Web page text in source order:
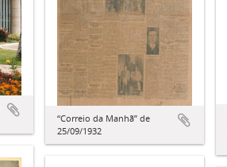
“Correio da Manhã” de
25/09/1932